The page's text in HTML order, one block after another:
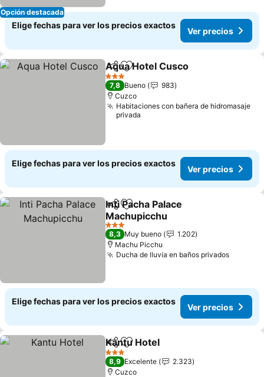
Opción destacada
Elige fechas para ver los precios exactos
Ver precios
CompartirAgregar a favoritos
Aqua Hotel Cusco
3 Estrellas
7,8 Bueno
983
Cuzco
Habitaciones con bañera de hidromasaje
privada
Elige fechas para ver los precios exactos
Ver precios
CompartirAgregar a favoritos
Inti Pacha Palace
Machupicchu
Ver precios
3 Estrellas
8,3 Muy bueno
1.202
Machu Picchu
Ducha de lluvia en baños privadosVer
Elige fechas para ver los precios exactos
Ver precios
CompartirAgregar a favoritos
Kantu Hotel
3 Estrellas
8,9 Excelente
2.323
Cuzco